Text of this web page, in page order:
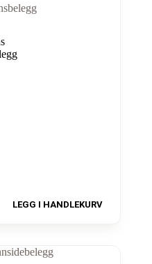
LEGG I HANDLEKURV